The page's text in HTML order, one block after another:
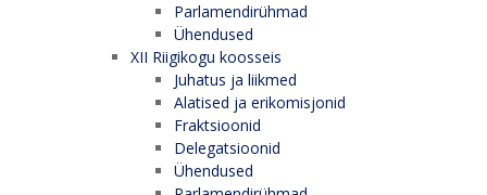
Parlamendirühmad
Ühendused
XII Riigikogu koosseis
Juhatus ja liikmed
Alatised ja erikomisjonid
Fraktsioonid
Delegatsioonid
Ühendused